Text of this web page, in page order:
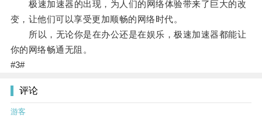
极速加速器的出现，为人们的网络体验带来了巨大的改
变，让他们可以享受更加顺畅的网络时代。
所以，无论你是在办公还是在娱乐，极速加速器都能让
你的网络畅通无阻。
#3#
评论
游客